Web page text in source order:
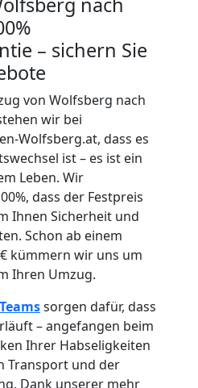
– sichern Sie
von Wolfsberg nach
wir bei
Wolfsberg.at, dass es
ist – es ist ein
Leben. Wir
dass der Festpreis
Ihnen Sicherheit und
Schon ab einem
kümmern wir uns um
Ihren Umzug.
Teamssorgen dafür, dass
– angefangen beim
Ihrer Habseligkeiten
Transport und der
Dank unserer mehr